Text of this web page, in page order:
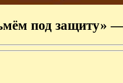
под защиту»